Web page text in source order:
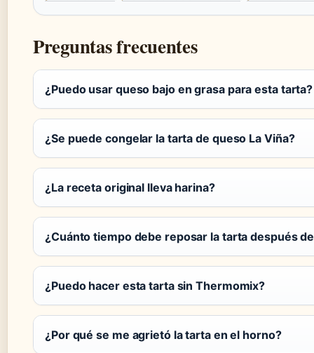
Preguntas frecuentes
¿Puedo usar queso bajo en grasa para esta tarta?
¿Se puede congelar la tarta de queso La Viña?
¿La receta original lleva harina?
¿Cuánto tiempo debe reposar la tarta después
¿Puedo hacer esta tarta sin Thermomix?
¿Por qué se me agrietó la tarta en el horno?